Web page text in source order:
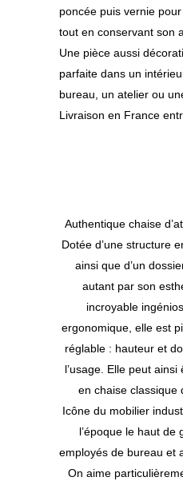
poncée puis vernie
tout en conservant son
Une pièce aussi
parfaite dans un
bureau, un atelier ou
Livraison en France
Authentique chaise
Dotée d’une structure
ainsi que d’un
autant par son
incroyable
ergonomique, elle est
réglable : hauteur et
l’usage. Elle peut
en chaise classique
Icône du mobilier
l’époque le haut de
employés de bureau et
On aime